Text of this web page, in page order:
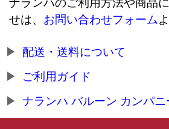
せは、 お問い合わせフォーム
配送・送料について
ご利用ガイド
ナランハ バルーン カンパ